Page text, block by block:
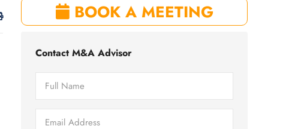
BOOK A MEETING
Contact M&A Advisor